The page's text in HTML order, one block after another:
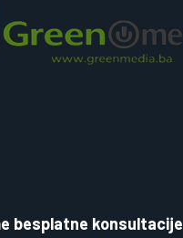
besplatne konsultacije